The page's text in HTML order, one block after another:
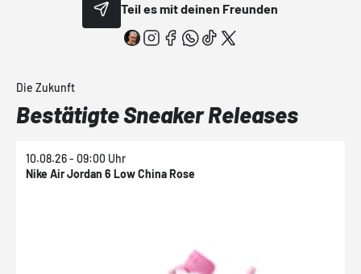
Teil es mit deinen Freunden
Die Zukunft
Bestätigte Sneaker Releases
10.08.26 - 09:00 Uhr
Nike Air Jordan 6 Low China Rose